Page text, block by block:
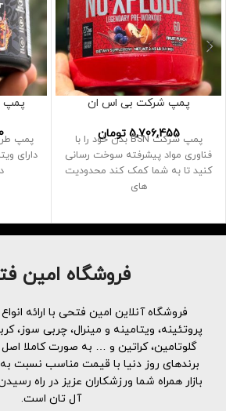
پمپ شرکت بی اس ان
5,706,455 تومان
‌پمپ شرکت BSN بدن خود را با
فناوری مواد پیشرفته سوخت رسانی
کنید تا به شما کمک کند محدودیت
های
پمپ
فروشگاه امین
فروشگاه آنلاین امین فتحی با ارائه
پروتئینه، ویتامینه و مینرال، چربی سوز،
گلوتامین، کراتین و … به صورت کاملا اصل
برندهای روز دنیا با قیمت مناسب نسبت
بازار همراه شما ورزشکاران عزیز در راه
آل تان است.